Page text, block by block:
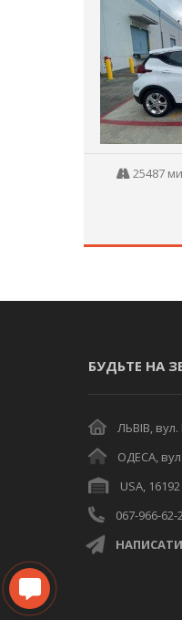
25487
БУДЬТЕ НА
ЛЬВІВ,
ОДЕСА,
USA,
067-966-62-
НАПИСАТИ